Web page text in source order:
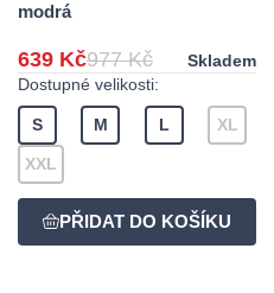
modrá
639 Kč977 Kč
Skladem
Dostupné velikosti:
S M L XL
XXL